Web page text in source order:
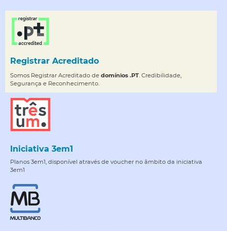
Registrar Acreditado
Somos Registrar Acreditado de domínios .PT. Credibilidade,
Segurança e Reconhecimento.
Iniciativa 3em1
Planos 3em1, disponível através de voucher no âmbito da iniciativa
3em1